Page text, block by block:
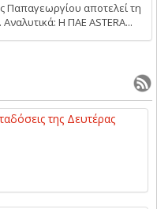
Παπαγεωργίου αποτελεί τη
Η ΠΑΕ ASTERA...
της Δευτέρας